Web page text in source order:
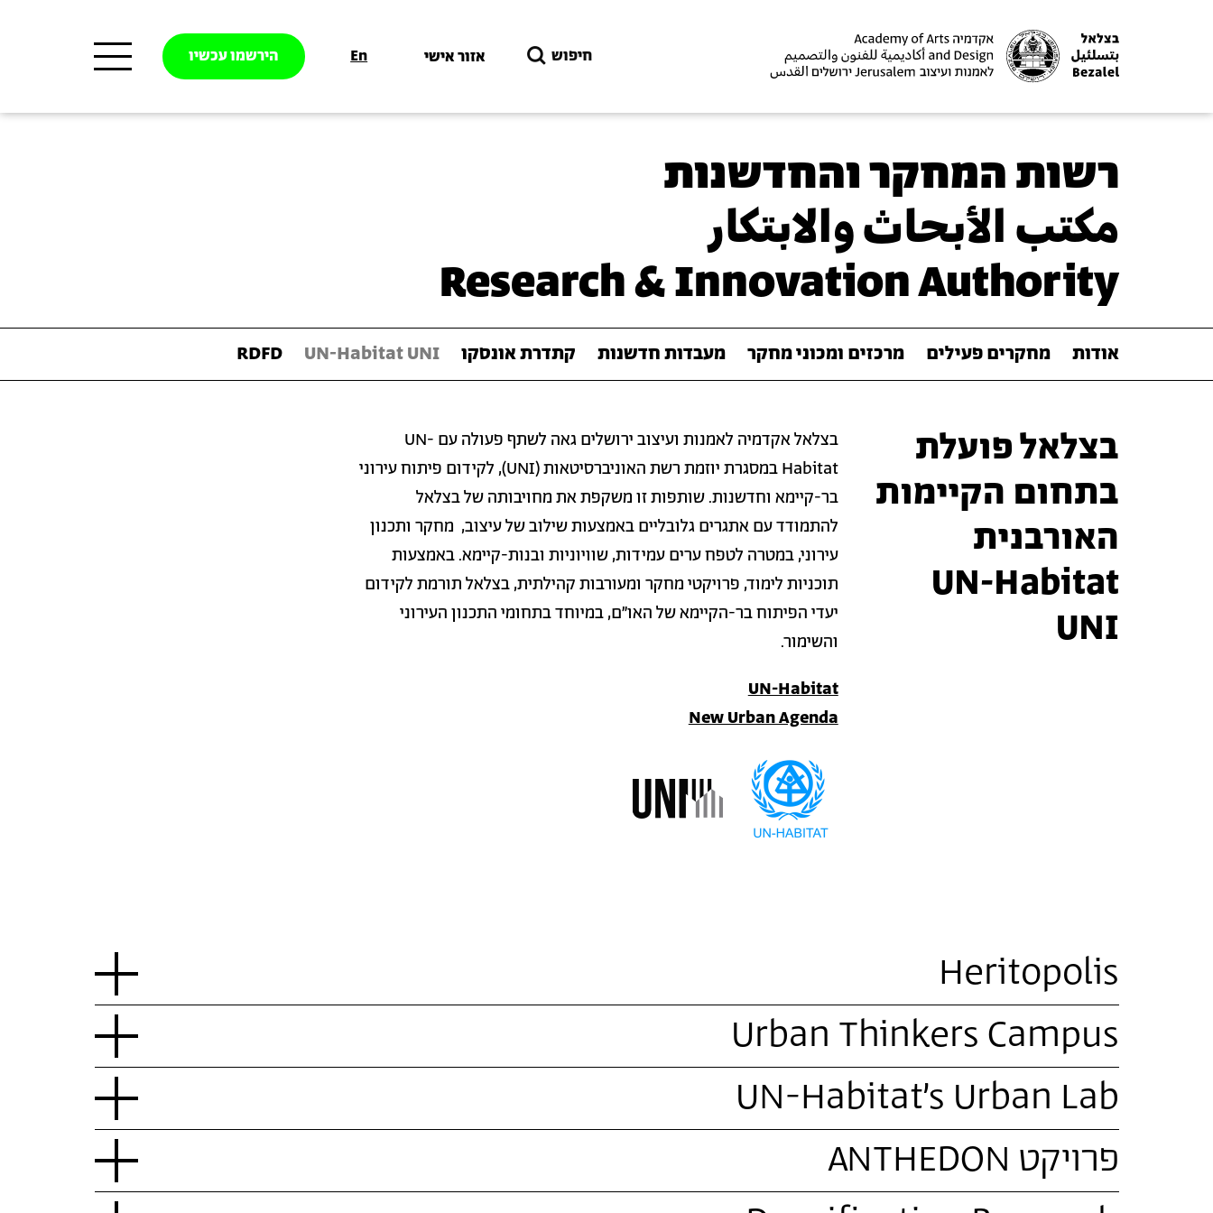
חיפוש אזור אישי En הירשמו עכשיו
רשות המחקר והחדשנות
مكتب الأبحاث والابتكار
Research & Innovation Authority
אודות מחקרים פעילים מרכזים ומכוני מחקר מעבדות חדשנות קתדרת אונסקו UN-Habitat UNI
RDFD
בצלאל אקדמיה לאמנות ועיצוב ירושלים גאה לשתף פעולה עם UN-
Habitat במסגרת יוזמת רשת האוניברסיטאות (UNI), לקידום פיתוח עירוני
בר-קיימא וחדשנות. שותפות זו משקפת את מחויבותה של בצלאל
להתמודד עם אתגרים גלובליים באמצעות שילוב של עיצוב, מחקר ותכנון
עירוני, במטרה לטפח ערים עמידות, שוויוניות ובנות-קיימא. באמצעות
תוכניות לימוד, פרויקטי מחקר ומעורבות קהילתית, בצלאל תורמת לקידום
יעדי הפיתוח בר-הקיימא של האו"ם, במיוחד בתחומי התכנון העירוני
והשימור.
UN-Habitat
New Urban Agenda
בצלאל פועלת
בתחום הקיימות
האורבנית
UN-Habitat
UNI
Heritopolis
Urban Thinkers Campus
UN-Habitat’s Urban Lab
פרויקט ANTHEDON